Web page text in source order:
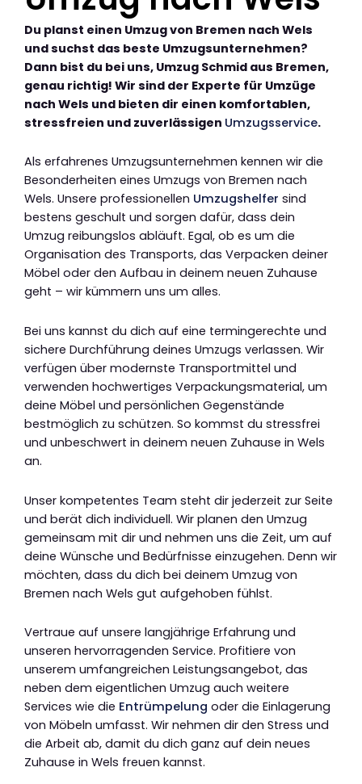
Du planst einen Umzug von Bremen nach Wels
und suchst das beste Umzugsunternehmen?
Dann bist du bei uns, Umzug Schmid aus Bremen,
genau richtig! Wir sind der Experte für Umzüge
nach Wels und bieten dir einen komfortablen,
stressfreien und zuverlässigen Umzugsservice.
Als erfahrenes Umzugsunternehmen kennen wir die
Besonderheiten eines Umzugs von Bremen nach
Wels. Unsere professionellen Umzugshelfer sind
bestens geschult und sorgen dafür, dass dein
Umzug reibungslos abläuft. Egal, ob es um die
Organisation des Transports, das Verpacken deiner
Möbel oder den Aufbau in deinem neuen Zuhause
geht – wir kümmern uns um alles.
Bei uns kannst du dich auf eine termingerechte und
sichere Durchführung deines Umzugs verlassen. Wir
verfügen über modernste Transportmittel und
verwenden hochwertiges Verpackungsmaterial, um
deine Möbel und persönlichen Gegenstände
bestmöglich zu schützen. So kommst du stressfrei
und unbeschwert in deinem neuen Zuhause in Wels
an.
Unser kompetentes Team steht dir jederzeit zur Seite
und berät dich individuell. Wir planen den Umzug
gemeinsam mit dir und nehmen uns die Zeit, um auf
deine Wünsche und Bedürfnisse einzugehen. Denn wir
möchten, dass du dich bei deinem Umzug von
Bremen nach Wels gut aufgehoben fühlst.
Vertraue auf unsere langjährige Erfahrung und
unseren hervorragenden Service. Profitiere von
unserem umfangreichen Leistungsangebot, das
neben dem eigentlichen Umzug auch weitere
Services wie die Entrümpelung oder die Einlagerung
von Möbeln umfasst. Wir nehmen dir den Stress und
die Arbeit ab, damit du dich ganz auf dein neues
Zuhause in Wels freuen kannst.